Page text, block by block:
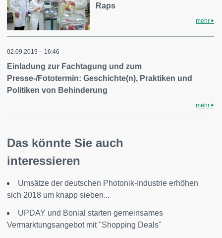
Raps
mehr
02.09.2019 – 16:46
Einladung zur Fachtagung und zum
Presse-/Fototermin: Geschichte(n), Praktiken und
Politiken von Behinderung
mehr
Das könnte Sie auch
interessieren
Umsätze der deutschen Photonik-Industrie erhöhen
sich 2018 um knapp sieben...
UPDAY und Bonial starten gemeinsames
Vermarktungsangebot mit "Shopping Deals"